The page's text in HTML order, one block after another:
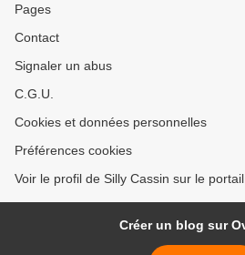
Pages
Contact
Signaler un abus
C.G.U.
Cookies et données personnelles
Préférences cookies
Voir le profil de Silly Cassin sur le
Créer un blog sur